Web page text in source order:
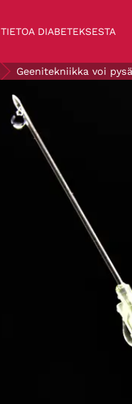
TIETOA DIABETEKSESTA
Geenitekniikka voi